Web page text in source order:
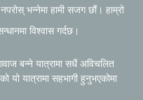
भन्नेमा हामी सजग छौं। हाम्रो
विश्वास गर्दछ।
बन्ने यात्रामा सधैं अविचलित
यो यात्रामा सहभागी हुनुभएकोमा